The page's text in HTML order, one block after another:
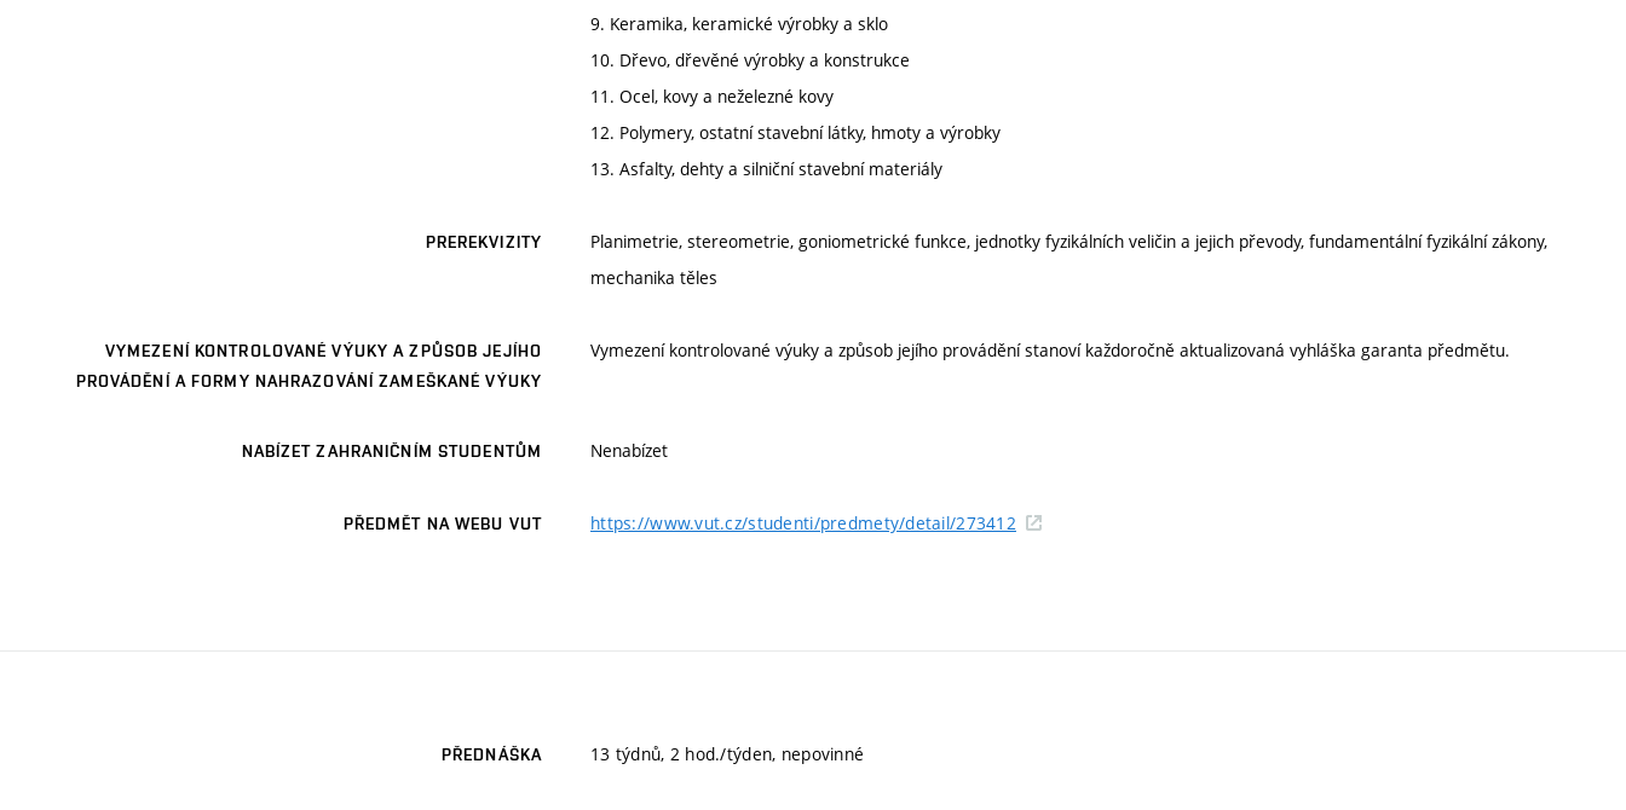
9. Keramika, keramické výrobky a sklo
10. Dřevo, dřevěné výrobky a konstrukce
11. Ocel, kovy a neželezné kovy
12. Polymery, ostatní stavební látky, hmoty a výrobky
13. Asfalty, dehty a silniční stavební materiály
PREREKVIZITY
Planimetrie, stereometrie, goniometrické funkce, jednotky fyzikálních veličin a jejich převody, fundamentální fyzikální zákony,
mechanika těles
VYMEZENÍ KONTROLOVANÉ VÝUKY A ZPŮSOB JEJÍHO
PROVÁDĚNÍ A FORMY NAHRAZOVÁNÍ ZAMEŠKANÉ VÝUKY
Vymezení kontrolované výuky a způsob jejího provádění stanoví každoročně aktualizovaná vyhláška garanta předmětu.
NABÍZET ZAHRANIČNÍM STUDENTŮM Nenabízet
PŘEDMĚT NA WEBU VUT https://www.vut.cz/studenti/predmety/detail/273412
PŘEDNÁŠKA 13 týdnů, 2 hod./týden, nepovinné